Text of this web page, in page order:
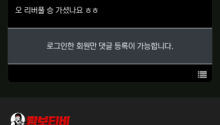
오 리버풀 승 가셨나요 ㅎㅎ
로그인한 회원만 댓글 등록이 가능합니다.
목록